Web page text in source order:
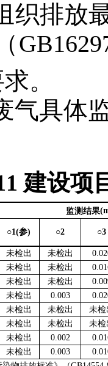
织排放
。
气具体
建设项
监测结果
○1(参) ○2 ○3
未检出 未检出
未检出 未检出
未检出 未检出
未检出 0.003
未检出 未检出
未检
未检出 未检出
未检
未检出 0.002
未检出 0.003